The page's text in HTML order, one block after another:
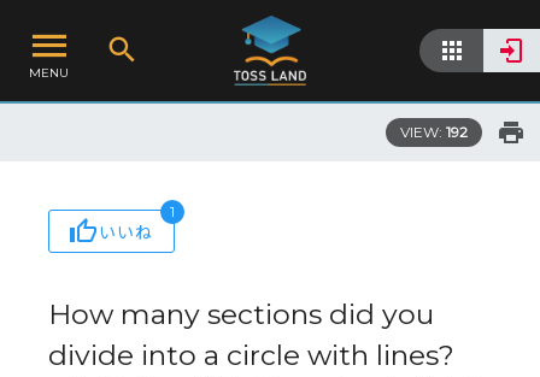
MENU
VIEW: 192
いいね
1
How many sections did you
divide into a circle with lines?